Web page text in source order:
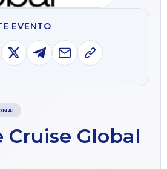
EVENTO
Cruise Global